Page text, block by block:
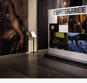
Søk
Stratagem